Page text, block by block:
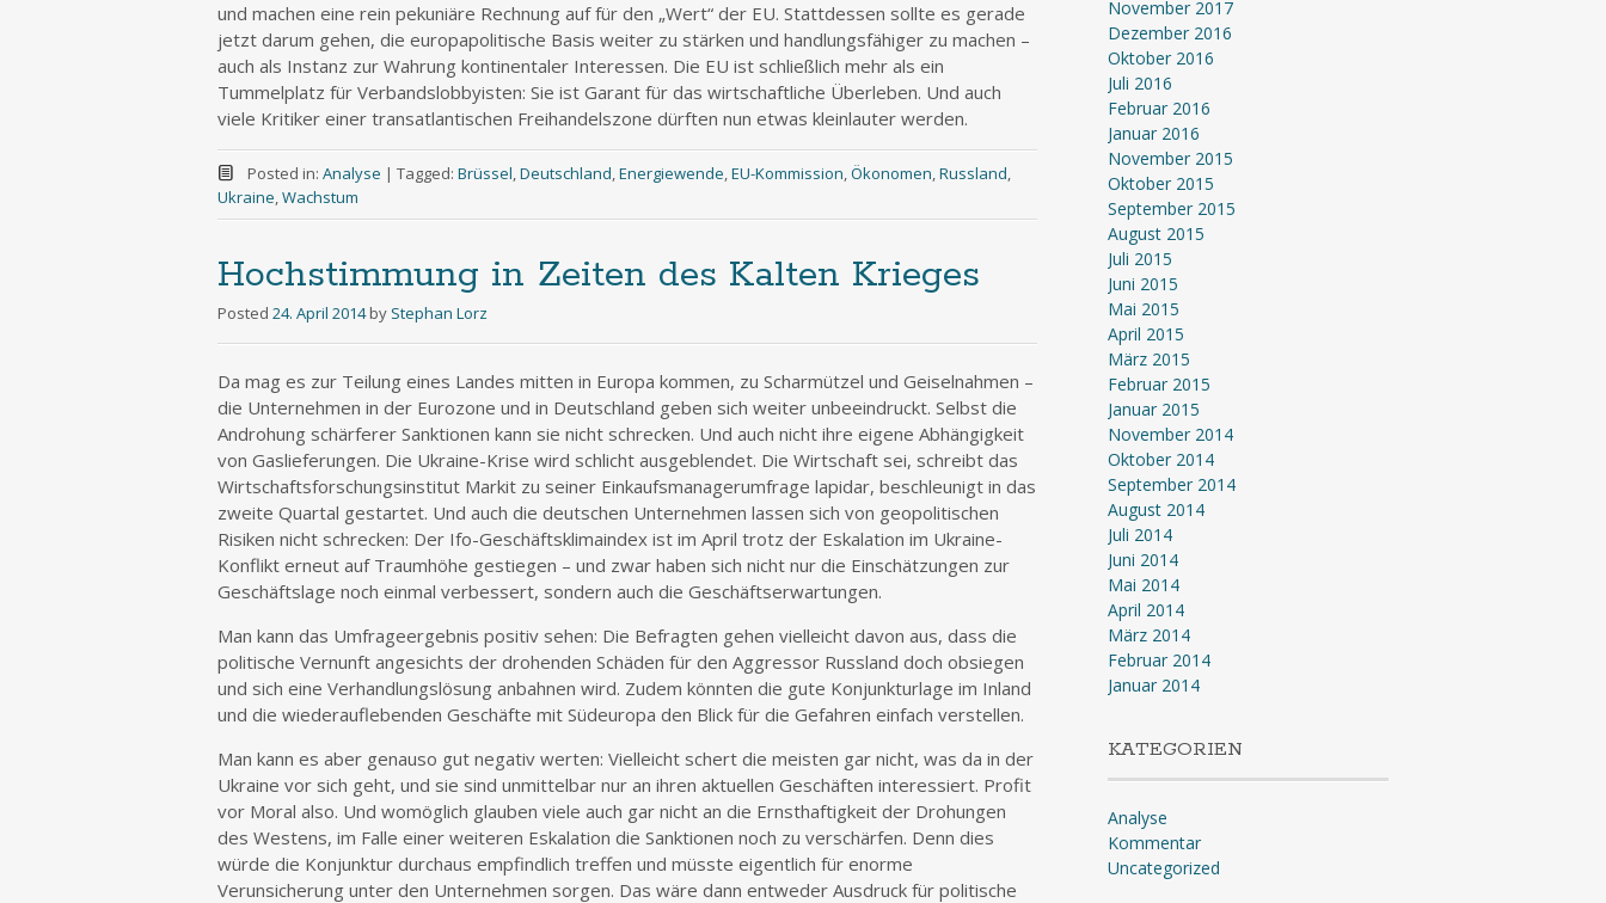
und machen eine rein pekuniäre Rechnung auf für den „Wert“ der EU. Stattdessen sollte es gerade
jetzt darum gehen, die europapolitische Basis weiter zu stärken und handlungsfähiger zu machen –
auch als Instanz zur Wahrung kontinentaler Interessen. Die EU ist schließlich mehr als ein
Tummelplatz für Verbandslobbyisten: Sie ist Garant für das wirtschaftliche Überleben. Und auch
viele Kritiker einer transatlantischen Freihandelszone dürften nun etwas kleinlauter werden.
Posted in: Analyse | Tagged: Brüssel,Deutschland,Energiewende,EU-Kommission,Ökonomen,Russland,
Ukraine,Wachstum
Hochstimmung in Zeiten des Kalten Krieges
Posted 24. April 2014 by Stephan Lorz
Da mag es zur Teilung eines Landes mitten in Europa kommen, zu Scharmützel und Geiselnahmen –
die Unternehmen in der Eurozone und in Deutschland geben sich weiter unbeeindruckt. Selbst die
Androhung schärferer Sanktionen kann sie nicht schrecken. Und auch nicht ihre eigene Abhängigkeit
von Gaslieferungen. Die Ukraine-Krise wird schlicht ausgeblendet. Die Wirtschaft sei, schreibt das
Wirtschaftsforschungsinstitut Markit zu seiner Einkaufsmanagerumfrage lapidar, beschleunigt in das
zweite Quartal gestartet. Und auch die deutschen Unternehmen lassen sich von geopolitischen
Risiken nicht schrecken: Der Ifo-Geschäftsklimaindex ist im April trotz der Eskalation im Ukraine-
Konflikt erneut auf Traumhöhe gestiegen – und zwar haben sich nicht nur die Einschätzungen zur
Geschäftslage noch einmal verbessert, sondern auch die Geschäftserwartungen.
Man kann das Umfrageergebnis positiv sehen: Die Befragten gehen vielleicht davon aus, dass die
politische Vernunft angesichts der drohenden Schäden für den Aggressor Russland doch obsiegen
und sich eine Verhandlungslösung anbahnen wird. Zudem könnten die gute Konjunkturlage im Inland
und die wiederauflebenden Geschäfte mit Südeuropa den Blick für die Gefahren einfach verstellen.
Man kann es aber genauso gut negativ werten: Vielleicht schert die meisten gar nicht, was da in der
Ukraine vor sich geht, und sie sind unmittelbar nur an ihren aktuellen Geschäften interessiert. Profit
vor Moral also. Und womöglich glauben viele auch gar nicht an die Ernsthaftigkeit der Drohungen
des Westens, im Falle einer weiteren Eskalation die Sanktionen noch zu verschärfen. Denn dies
würde die Konjunktur durchaus empfindlich treffen und müsste eigentlich für enorme
Verunsicherung unter den Unternehmen sorgen. Das wäre dann entweder Ausdruck für politische
November 2017
Dezember 2016
Oktober 2016
Juli 2016
Februar 2016
Januar 2016
November 2015
Oktober 2015
September 2015
August 2015
Juli 2015
Juni 2015
Mai 2015
April 2015
März 2015
Februar 2015
Januar 2015
November 2014
Oktober 2014
September 2014
August 2014
Juli 2014
Juni 2014
Mai 2014
April 2014
März 2014
Februar 2014
Januar 2014
KATEGORIEN
Analyse
Kommentar
Uncategorized